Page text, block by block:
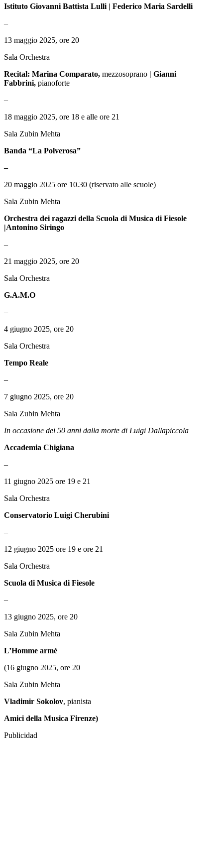
Istituto Giovanni Battista Lulli | Federico Maria Sardelli
–
13 maggio 2025, ore 20
Sala Orchestra
Recital: Marina Comparato, mezzosoprano | Gianni
Fabbrini, pianoforte
–
18 maggio 2025, ore 18 e alle ore 21
Sala Zubin Mehta
Banda “La Polverosa”
–
20 maggio 2025 ore 10.30 (riservato alle scuole)
Sala Zubin Mehta
Orchestra dei ragazzi della Scuola di Musica di Fiesole
|Antonino Siringo
–
21 maggio 2025, ore 20
Sala Orchestra
G.A.M.O
–
4 giugno 2025, ore 20
Sala Orchestra
Tempo Reale
–
7 giugno 2025, ore 20
Sala Zubin Mehta
In occasione dei 50 anni dalla morte di Luigi Dallapiccola
Accademia Chigiana
–
11 giugno 2025 ore 19 e 21
Sala Orchestra
Conservatorio Luigi Cherubini
–
12 giugno 2025 ore 19 e ore 21
Sala Orchestra
Scuola di Musica di Fiesole
–
13 giugno 2025, ore 20
Sala Zubin Mehta
L’Homme armé
(16 giugno 2025, ore 20
Sala Zubin Mehta
Vladimir Sokolov, pianista
Amici della Musica Firenze)
Publicidad